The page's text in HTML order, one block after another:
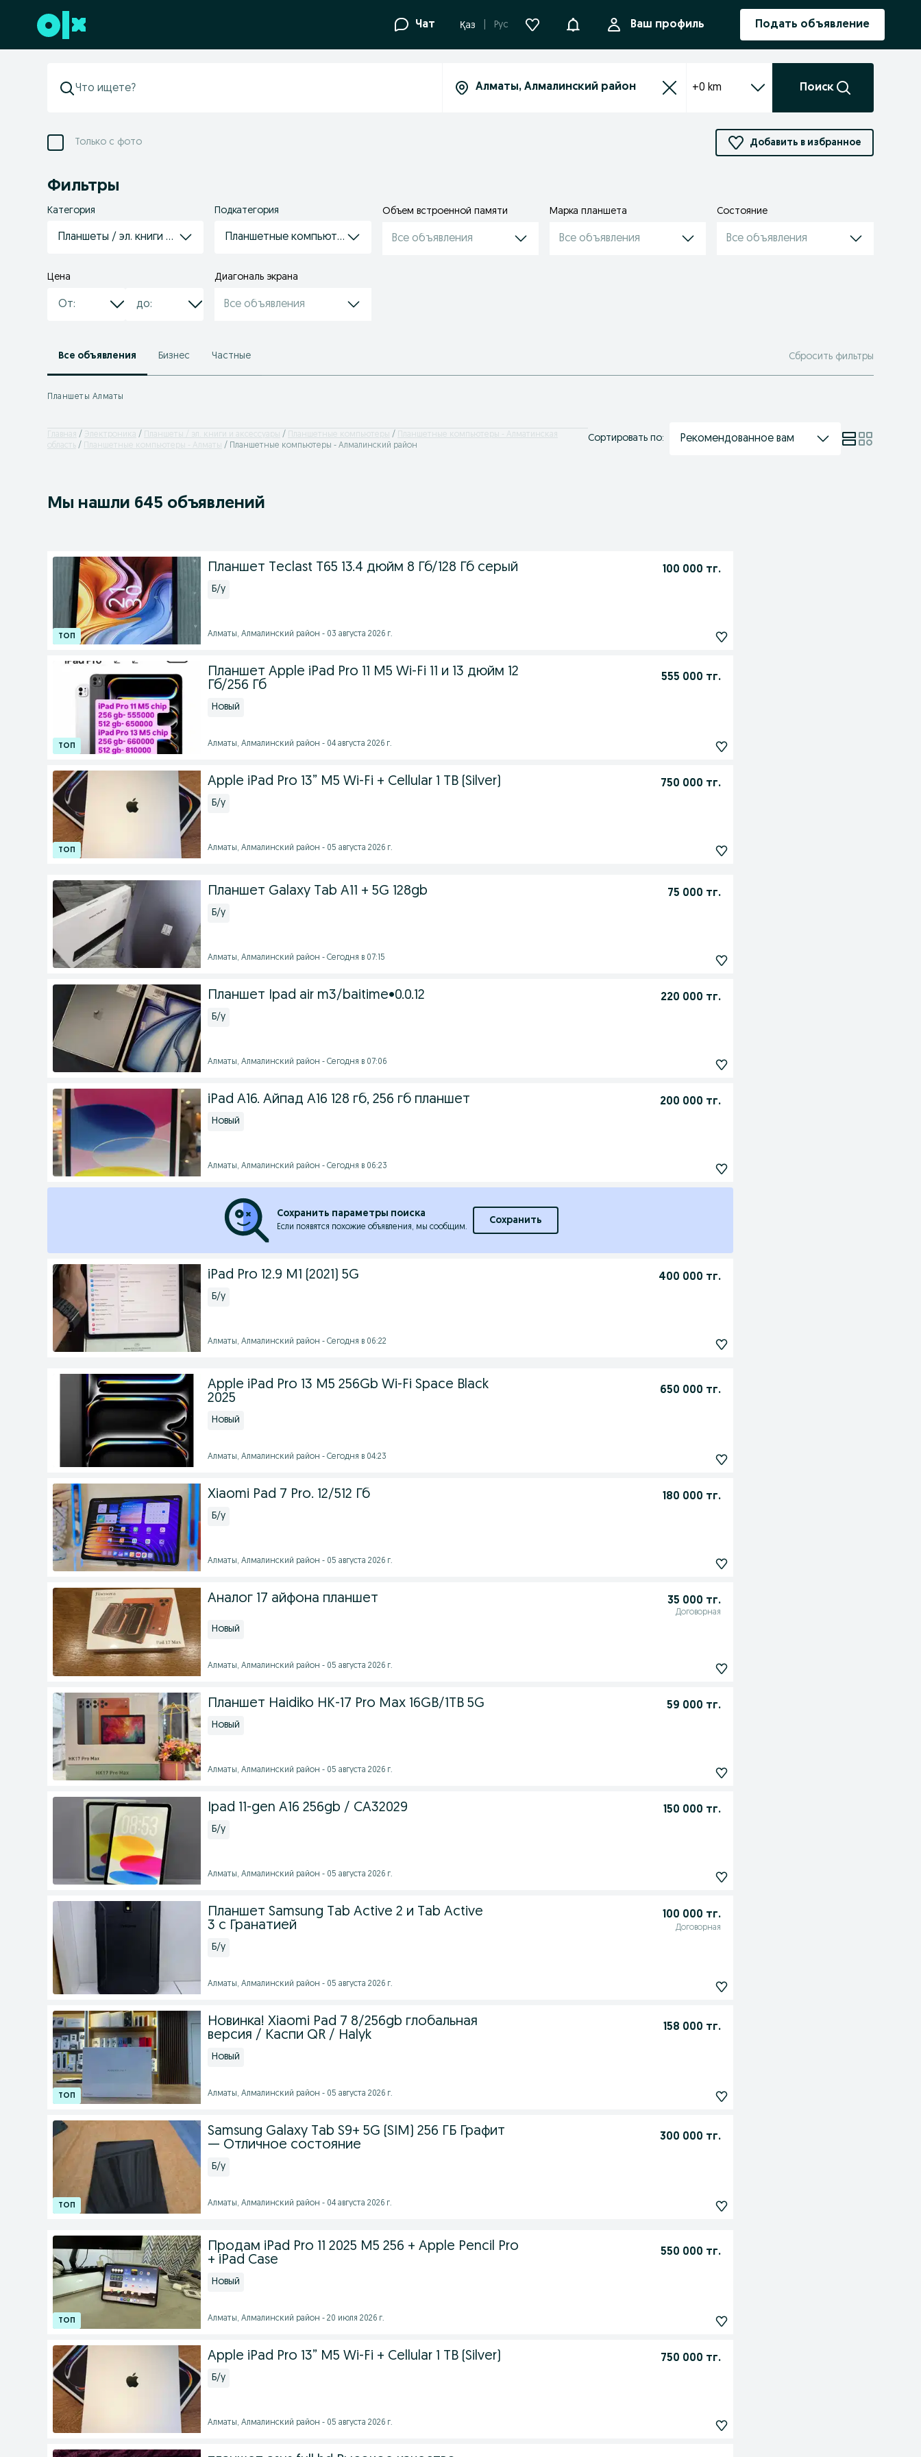
Перейти к нижнему колонтитулу Чат Қаз Рус УведомленияВаш профиль Подать объявление
+0 km Поиск
Только с фото Добавить в избранное
Фильтры
Категория
Планшеты / эл. книги и аксессуары
Подкатегория
Планшетные компьютеры
Объем встроенной памяти
Все объявления
Марка планшета
Все объявления
Состояние
Все объявления
Цена Диагональ экрана
Все объявления
Все объявления Бизнес Частные Сбросить фильтры
Планшеты Алматы
Главная Электроника Планшеты / эл. книги и аксессуары Планшетные компьютеры
Планшетные компьютеры - Алматинская
область
Планшетные компьютеры - Алматы Планшетные компьютеры - Алмалинский район
Сортировать по: Рекомендованное вам
Мы нашли 645 объявлений
Планшет Teclast T65 13.4 дюйм 8 Гб/128 Гб серый 100 000 тг.
Б/у
Алматы, Алмалинский район - 03 августа 2026 г.
Планшет Apple iPad Pro 11 M5 Wi-Fi 11 и 13 дюйм 12
Гб/256 Гб
555 000 тг.
Новый
Алматы, Алмалинский район - 04 августа 2026 г.
Apple iPad Pro 13” M5 Wi-Fi + Cellular 1 TB (Silver) 750 000 тг.
Б/у
Алматы, Алмалинский район - 05 августа 2026 г.
Планшет Galaxy Tab A11 + 5G 128gb 75 000 тг.
Б/у
Алматы, Алмалинский район - Сегодня в 07:15
Планшет Ipad air m3/baitime•0.0.12 220 000 тг.
Б/у
Алматы, Алмалинский район - Сегодня в 07:06
iPad A16. Айпад А16 128 гб, 256 гб планшет 200 000 тг.
Новый
Алматы, Алмалинский район - Сегодня в 06:23
Сохранить параметры поиска
Если появятся похожие объявления, мы сообщим.
Сохранить
iPad Pro 12.9 M1 (2021) 5G 400 000 тг.
Б/у
Алматы, Алмалинский район - Сегодня в 06:22
Apple iPad Pro 13 M5 256Gb Wi-Fi Space Black
2025
650 000 тг.
Новый
Алматы, Алмалинский район - Сегодня в 04:23
Xiaomi Pad 7 Pro. 12/512 Гб 180 000 тг.
Б/у
Алматы, Алмалинский район - 05 августа 2026 г.
Аналог 17 айфона планшет 35 000 тг.
Договорная
Новый
Алматы, Алмалинский район - 05 августа 2026 г.
Планшет Haidiko HK-17 Pro Max 16GB/1TB 5G 59 000 тг.
Новый
Алматы, Алмалинский район - 05 августа 2026 г.
Ipad 11-gen A16 256gb / СА32029 150 000 тг.
Б/у
Алматы, Алмалинский район - 05 августа 2026 г.
Планшет Samsung Tab Active 2 и Tab Active
3 с Гранатией
100 000 тг.
Договорная
Б/у
Алматы, Алмалинский район - 05 августа 2026 г.
Новинка! Xiaomi Pad 7 8/256gb глобальная
версия / Каспи QR / Halyk
158 000 тг.
Новый
Алматы, Алмалинский район - 05 августа 2026 г.
Samsung Galaxy Tab S9+ 5G (SIM) 256 ГБ Графит
— Отличное состояние
300 000 тг.
Б/у
Алматы, Алмалинский район - 04 августа 2026 г.
Продам iPad Pro 11 2025 M5 256 + Apple Pencil Pro
+ iPad Case
550 000 тг.
Новый
Алматы, Алмалинский район - 20 июля 2026 г.
Apple iPad Pro 13” M5 Wi-Fi + Cellular 1 TB (Silver) 750 000 тг.
Б/у
Алматы, Алмалинский район - 05 августа 2026 г.